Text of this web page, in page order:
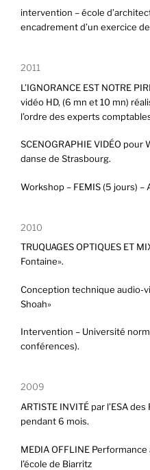
intervention – école
encadrement d’un exercice
2011
L’IGNORANCE EST NOTRE
vidéo HD, (6 mn et 10 mn)
l’ordre des experts
SCENOGRAPHIE VIDÉO
danse de Strasbourg.
Workshop – FEMIS (5 jours) –
2010
TRUQUAGES OPTIQUES ET
Fontaine».
Conception technique audio-
Shoah»
Intervention – Université
conférences).
2009
ARTISTE INVITÉ par l’ESA
pendant 6 mois.
MEDIA OFFLINE
l’école de Biarritz